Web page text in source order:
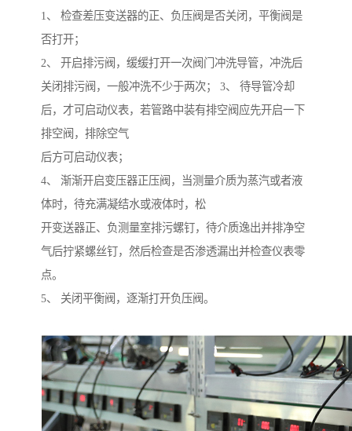
1、 检查差压变送器的正、负压阀是否关闭，平衡阀是
否打开；
2、 开启排污阀，缓缓打开一次阀门冲洗导管，冲洗后
关闭排污阀，一般冲洗不少于两次； 3、 待导管冷却
后，才可启动仪表，若管路中装有排空阀应先开启一下
排空阀，排除空气
后方可启动仪表；
4、 渐渐开启变压器正压阀，当测量介质为蒸汽或者液
体时，待充满凝结水或液体时，松
开变送器正、负测量室排污螺钉，待介质逸出并排净空
气后拧紧螺丝钉，然后检查是否渗透漏出并检查仪表零
点。
5、 关闭平衡阀，逐渐打开负压阀。